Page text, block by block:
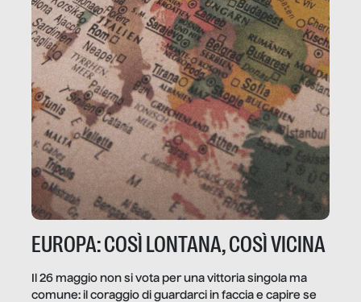
EUROPA: COSÌ LONTANA, COSÌ VICINA
Il 26 maggio non si vota per una vittoria singola ma
comune: il coraggio di guardarci in faccia e capire se